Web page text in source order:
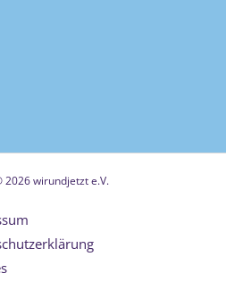
wirundjetzt e.V.